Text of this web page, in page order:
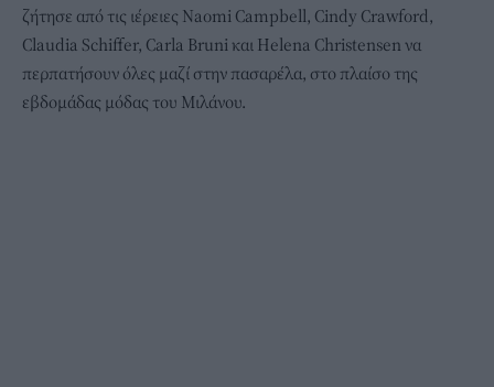
ζήτησε από τις ιέρειες Naomi Campbell, Cindy Crawford,
Claudia Schiffer, Carla Bruni και Helena Christensen να
περπατήσουν όλες μαζί στην πασαρέλα, στο πλαίσο της
εβδομάδας μόδας του Μιλάνου.